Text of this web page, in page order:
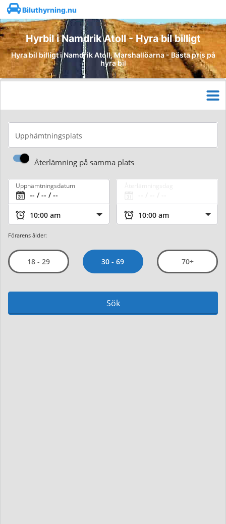
Biluthyrning.nu
Hyrbil i Namdrik Atoll - Hyra bil billigt
Hyra bil billigt i Namdrik Atoll, Marshallöarna - Bästa pris på
hyra bil
Upphämtningsplats
Återlämning på samma plats
Upphämtningsdatum
Förarens ålder:
18 - 29 30 - 69 70+
Sök